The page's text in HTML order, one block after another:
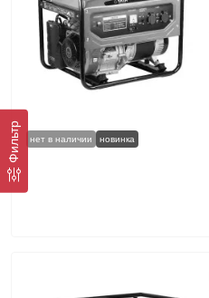
Фильтр нет в наличии новинка